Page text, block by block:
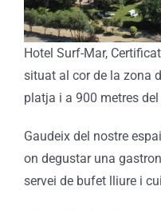
Hotel Surf-Mar,
situat al cor de la zona
platja i a 900 metres
Gaudeix del nostre
on degustar una
servei de bufet lliure i